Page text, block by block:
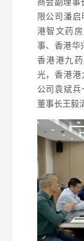
限公司潘
港智文药
事、香港华
香港港九
光，香港港
公司袁斌兵
董事长王毅